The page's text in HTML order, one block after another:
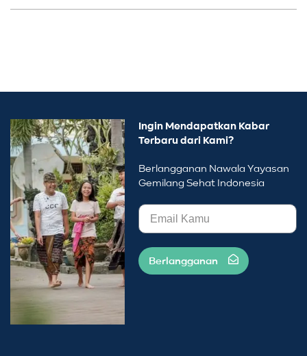
Ingin Mendapatkan Kabar
Terbaru dari Kami?
Berlangganan Nawala Yayasan
Gemilang Sehat Indonesia
Berlangganan